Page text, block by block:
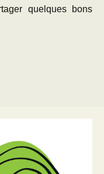
quelques bons